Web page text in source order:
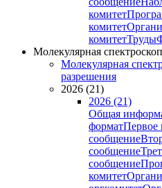
комитет
комитет
комитетТруды
Молекулярная
Молекулярная
разрешения
2026 (21)
2026 (21)
Общая
форматПервое
сообщение
сообщение
сообщение
комитет